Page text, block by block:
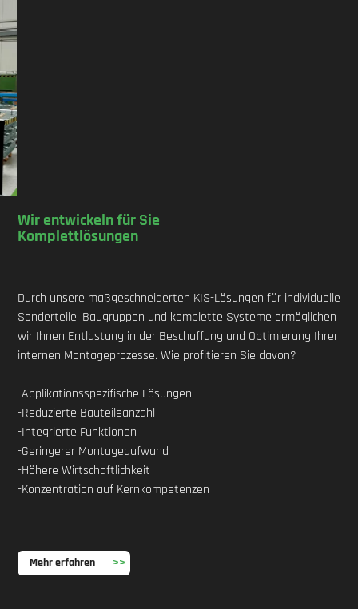
Wir entwickeln für Sie
Komplettlösungen
Durch unsere maßgeschneiderten KIS-Lösungen für individuelle
Sonderteile, Baugruppen und komplette Systeme ermöglichen
wir Ihnen Entlastung in der Beschaffung und Optimierung Ihrer
internen Montageprozesse. Wie profitieren Sie davon?
-Applikationsspezifische Lösungen
-Reduzierte Bauteileanzahl
-Integrierte Funktionen
-Geringerer Montageaufwand
-Höhere Wirtschaftlichkeit
-Konzentration auf Kernkompetenzen
Mehr erfahren >>